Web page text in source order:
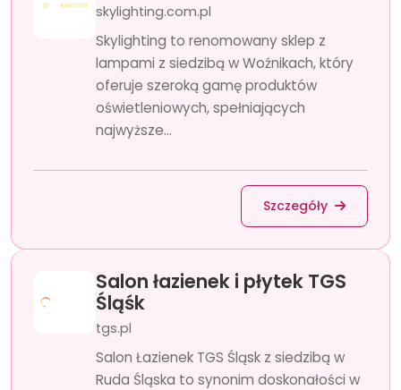
skylighting.com.pl
Skylighting to renomowany sklep z
lampami z siedzibą w Woźnikach, który
oferuje szeroką gamę produktów
oświetleniowych, spełniających
najwyższe...
Szczegóły
Salon łazienek i płytek TGS
Śląśk
tgs.pl
Salon Łazienek TGS Śląsk z siedzibą w
Ruda Śląska to synonim doskonałości w